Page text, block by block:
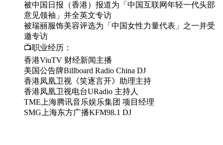
被中国日报（香港）报道为「中国互联网年轻一代头部
意见领袖」并全英文专访
被瑞丽服饰美容评选为「中国女性力量代表」之一并受
邀专访
📺职业经历：
香港ViuTV 财经新闻主播
美国公告牌Billboard Radio China DJ
香港凤凰卫视《笑逐言开》助理主持
香港凤凰卫视电台URadio 主持人
TME上海腾讯音乐娱乐集团 项目经理
SMG上海东方广播KFM98.1 DJ